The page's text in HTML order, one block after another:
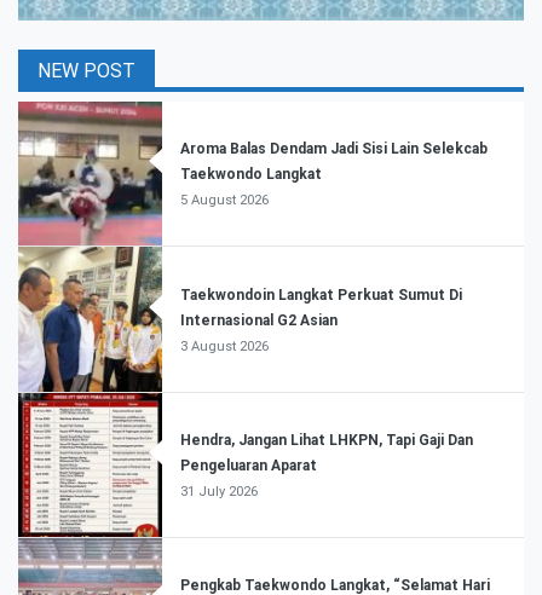
NEW POST
Aroma Balas Dendam Jadi Sisi Lain Selekcab
Taekwondo Langkat
5 August 2026
Taekwondoin Langkat Perkuat Sumut Di
Internasional G2 Asian
3 August 2026
Hendra, Jangan Lihat LHKPN, Tapi Gaji Dan
Pengeluaran Aparat
31 July 2026
Pengkab Taekwondo Langkat, “Selamat Hari